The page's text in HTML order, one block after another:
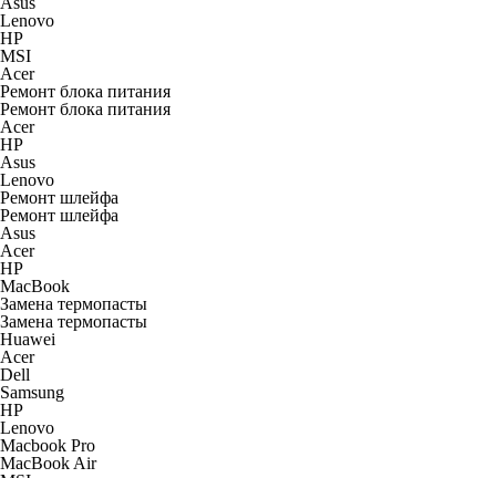
Lenovo
HP
MSI
Acer
Ремонт блока питания
Ремонт блока питания
Acer
HP
Asus
Lenovo
Ремонт шлейфа
Ремонт шлейфа
Asus
Acer
HP
MacBook
Замена термопасты
Замена термопасты
Huawei
Acer
Dell
Samsung
HP
Lenovo
Macbook Pro
MacBook Air